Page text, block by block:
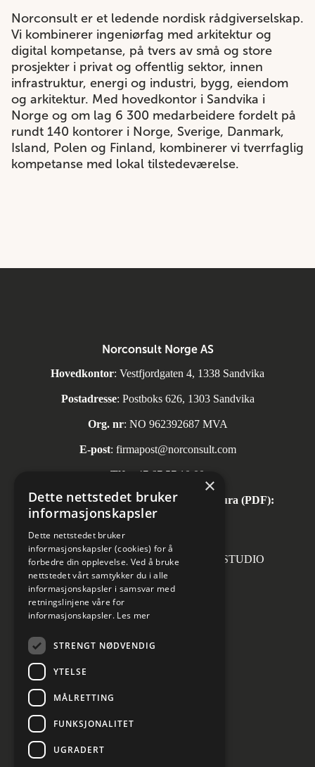
Norconsult er et ledende nordisk rådgiverselskap.
Vi kombinerer ingeniørfag med arkitektur og
digital kompetanse, på tvers av små og store
prosjekter i privat og offentlig sektor, innen
infrastruktur, energi og industri, bygg, eiendom
og arkitektur. Med hovedkontor i Sandvika i
Norge og om lag 6 300 medarbeidere fordelt på
rundt 140 kontorer i Norge, Sverige, Danmark,
Island, Polen og Finland, kombinerer vi tverrfaglig
kompetanse med lokal tilstedeværelse.
Norconsult Norge AS
Hovedkontor: Vestfjordgaten 4, 1338 Sandvika
Postadresse: Postboks 626, 1303 Sandvika
Org. nr: NO 962392687 MVA
E-post: firmapost@norconsult.com
Tlf: +47 67 57 10 00
Automatisk mottak av inngående faktura (PDF):
invoice.no@norconsult.com
Forsidefoto: RASMUS HJORTSHOJ STUDIO
Cookies innstillinger
×
Dette nettstedet bruker
informasjonskapsler
Dette nettstedet bruker
informasjonskapsler (cookies) for å
forbedre din opplevelse. Ved å bruke
nettstedet vårt samtykker du i alle
informasjonskapsler i samsvar med
retningslinjene våre for
informasjonskapsler. Les mer
STRENGT NØDVENDIG
YTELSE
MÅLRETTING
FUNKSJONALITET
UGRADERT